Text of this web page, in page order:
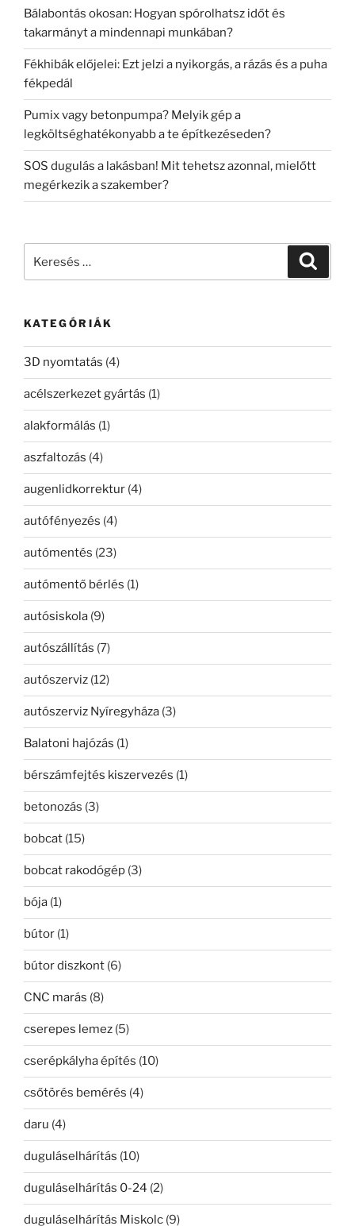
Bálabontás okosan: Hogyan spórolhatsz időt és
takarmányt a mindennapi munkában?
Fékhibák előjelei: Ezt jelzi a nyikorgás, a rázás és a puha
fékpedál
Pumix vagy betonpumpa? Melyik gép a
legköltséghatékonyabb a te építkezéseden?
SOS dugulás a lakásban! Mit tehetsz azonnal, mielőtt
megérkezik a szakember?
KATEGÓRIÁK
3D nyomtatás (4)
acélszerkezet gyártás (1)
alakformálás (1)
aszfaltozás (4)
augenlidkorrektur (4)
autófényezés (4)
autómentés (23)
autómentő bérlés (1)
autósiskola (9)
autószállítás (7)
autószerviz (12)
autószerviz Nyíregyháza (3)
Balatoni hajózás (1)
bérszámfejtés kiszervezés (1)
betonozás (3)
bobcat (15)
bobcat rakodógép (3)
bója (1)
bútor (1)
bútor diszkont (6)
CNC marás (8)
cserepes lemez (5)
cserépkályha építés (10)
csőtörés bemérés (4)
daru (4)
duguláselhárítás (10)
duguláselhárítás 0-24 (2)
duguláselhárítás Miskolc (9)